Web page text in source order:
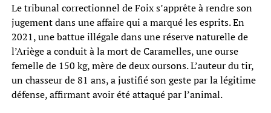
Le tribunal correctionnel de Foix s’apprête à rendre son
jugement dans une affaire qui a marqué les esprits. En
2021, une battue illégale dans une réserve naturelle de
l’Ariège a conduit à la mort de Caramelles, une ourse
femelle de 150 kg, mère de deux oursons. L’auteur du tir,
un chasseur de 81 ans, a justifié son geste par la légitime
défense, affirmant avoir été attaqué par l’animal.